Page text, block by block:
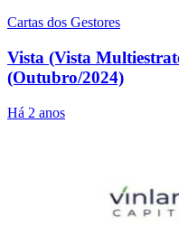
Cartas dos Gestores
Vista (Vista
(Outubro/2024)
Há 2 anos